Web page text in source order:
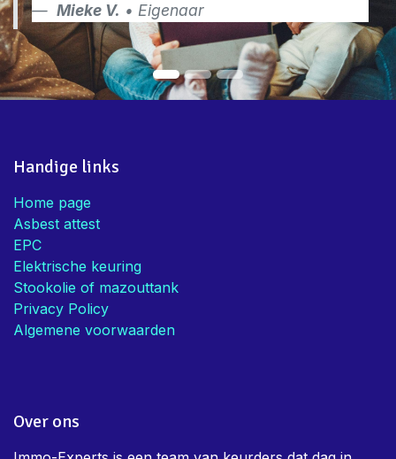
Mieke V. • Eigenaar
Handige links
Home page
Asbest attest
EPC
Elektrische keuring
Stookolie of mazouttank
Privacy Policy
Algemene voorwaarden
Over ons